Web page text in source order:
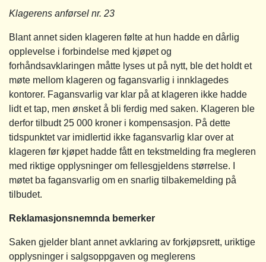
Klagerens anførsel nr. 23
Blant annet siden klageren følte at hun hadde en dårlig
opplevelse i forbindelse med kjøpet og
forhåndsavklaringen måtte lyses ut på nytt, ble det holdt et
møte mellom klageren og fagansvarlig i innklagedes
kontorer. Fagansvarlig var klar på at klageren ikke hadde
lidt et tap, men ønsket å bli ferdig med saken. Klageren ble
derfor tilbudt 25 000 kroner i kompensasjon. På dette
tidspunktet var imidlertid ikke fagansvarlig klar over at
klageren før kjøpet hadde fått en tekstmelding fra megleren
med riktige opplysninger om fellesgjeldens størrelse. I
møtet ba fagansvarlig om en snarlig tilbakemelding på
tilbudet.
Reklamasjonsnemnda bemerker
Saken gjelder blant annet avklaring av forkjøpsrett, uriktige
opplysninger i salgsoppgaven og meglerens